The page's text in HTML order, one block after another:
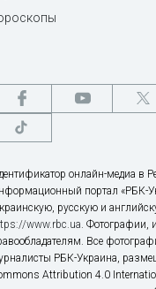
онлайн-медиа в
портал «РБК-
русскую и
www.rbc.ua. Фотографии,
Все
РБК-Украина,
Attribution 4.0